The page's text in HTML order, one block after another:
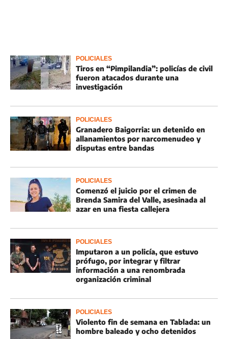
POLICIALES
Tiros en “Pimpilandia”: policías de civil
fueron atacados durante una
investigación
POLICIALES
Granadero Baigorria: un detenido en
allanamientos por narcomenudeo y
disputas entre bandas
POLICIALES
Comenzó el juicio por el crimen de
Brenda Samira del Valle, asesinada al
azar en una fiesta callejera
POLICIALES
Imputaron a un policía, que estuvo
prófugo, por integrar y filtrar
información a una renombrada
organización criminal
POLICIALES
Violento fin de semana en Tablada: un
hombre baleado y ocho detenidos